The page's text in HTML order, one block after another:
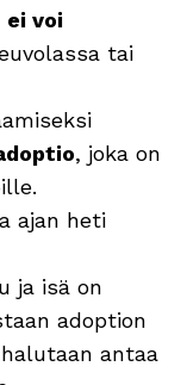
ei voi
tai
, joka on
ajan heti
ja isä on
adoption
antaa